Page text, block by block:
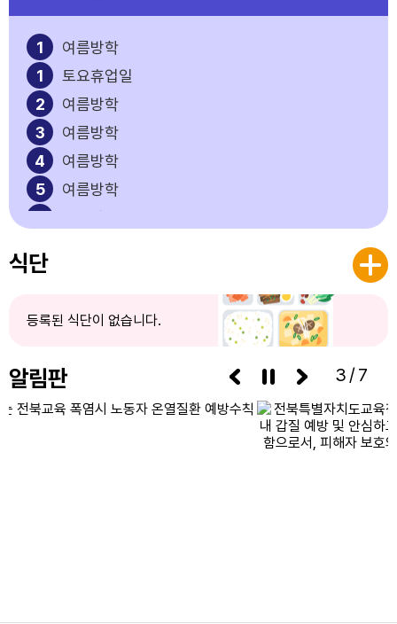
1
여름방학
1
토요휴업일
2
여름방학
3
여름방학
4
여름방학
5
여름방학
8
9
여름방학
11
여름방학
12
여름방학
식단
등록된 식단이 없습니다.
알림판 3/7